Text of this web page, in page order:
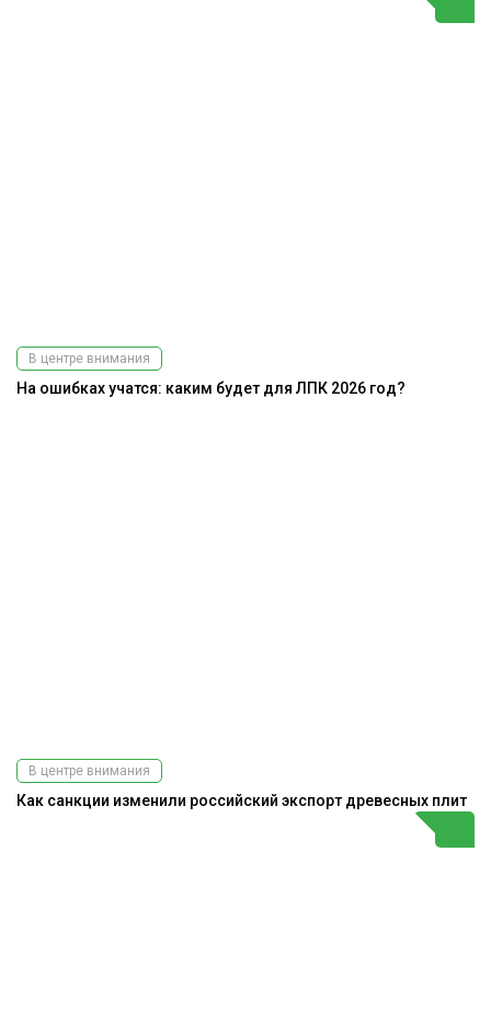
В центре внимания
На ошибках учатся: каким будет для ЛПК 2026 год?
В центре внимания
Как санкции изменили российский экспорт древесных плит